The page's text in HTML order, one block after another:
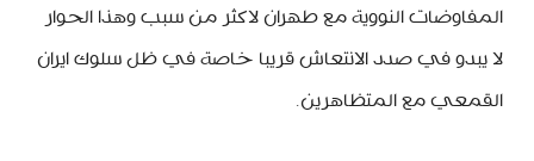
المفاوضات النووية مع طهران لاكثر من سبب وهذا الحوار
لا يبدو في صدد الانتعاش قريبا خاصة في ظل سلوك ايران
القمعي مع المتظاهرين.